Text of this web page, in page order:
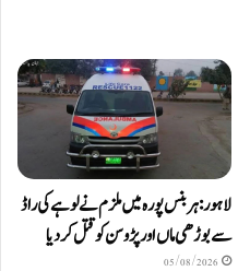
لاہور: ہربنس پورہ میں ملزم نے لوہے کی راڈ
سے بوڑھی ماں اور پڑوسن کو قتل کر دیا
05/08/2026